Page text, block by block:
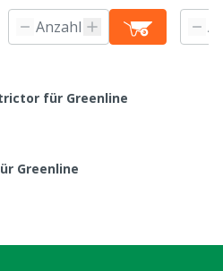
für Greenline
Greenline